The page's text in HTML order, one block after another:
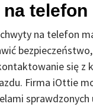
telefon
na telefon
się z
Firma iOttie
sprawdzonych